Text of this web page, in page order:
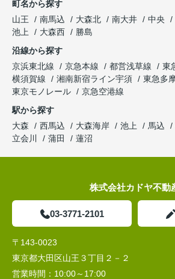
町名から探す
山王
南馬込 大森北 南大井 中央
池上
大森西
勝島
沿線から探す
京浜東北線
京急本線 都営浅草線 東
横須賀線
湘南新宿ライン宇須
東急多
東京モノレール
京急空港線
駅から探す
大森
西馬込 大森海岸 池上 馬込
立会川
蒲田 蓮沼
株式会社カドヤ不動
03-3771-2101
〒143-0023
東京都大田区山王３丁目２－２
営業時間： 10:00～17:00